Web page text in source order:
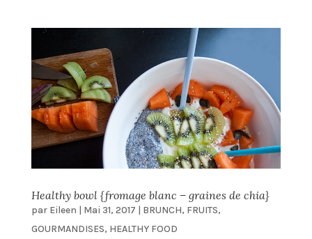
Healthy bowl {fromage blanc – graines de chia}
par Eileen | Mai 31, 2017 | BRUNCH, FRUITS,
GOURMANDISES, HEALTHY FOOD